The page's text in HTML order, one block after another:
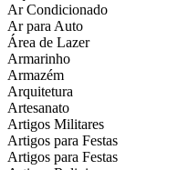
Ar Condicionado
Ar para Auto
Área de Lazer
Armarinho
Armazém
Arquitetura
Artesanato
Artigos Militares
Artigos para Festas
Artigos para Festas